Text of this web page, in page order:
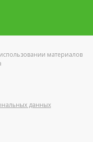
материалов
данных